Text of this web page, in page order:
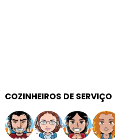
COZINHEIROS DE SERVIÇO